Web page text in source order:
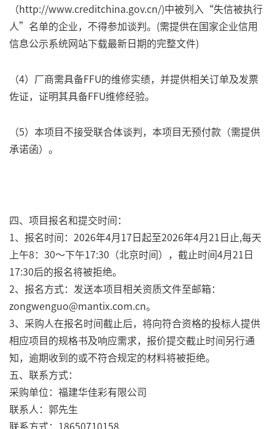
（http://www.creditchina.gov.cn/)中被列入“失信被执行
人”名单的企业，不得参加谈判。 (需提供在国家企业信用
信息公示系统网站下载最新日期的完整文件)
（4）厂商需具备FFU的维修实绩，并提供相关订单及发票
佐证，证明其具备FFU维修经验。
（5）本项目不接受联合体谈判，本项目无预付款（需提供
承诺函）。
四、项目报名和提交时间：
1、报名时间：2026年4月17日起至2026年4月21日止,每天
上午8：30～下午17:30（北京时间），截止时间4月21日
17:30后的报名将被拒绝。
2、报名方式：发送本项目相关资质文件至邮箱：
zongwenguo@mantix.com.cn。
3、采购人在报名时间截止后，将向符合资格的投标人提供
相应项目的规格书及响应需求，报价提交截止时间另行通
知，逾期收到的或不符合规定的材料将被拒绝。
五、联系方式：
采购单位：福建华佳彩有限公司
联系人：郭先生